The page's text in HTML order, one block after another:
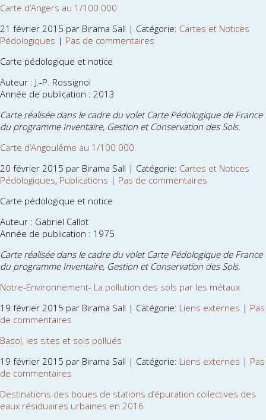
Carte d’Angers au 1/100 000
21 février 2015 par Birama Sall | Catégorie: Cartes et Notices
Pédologiques | Pas de commentaires
Carte pédologique et notice
Auteur : J.-P. Rossignol
Année de publication : 2013
Carte réalisée dans le cadre du volet Carte Pédologique de France
du programme Inventaire, Gestion et Conservation des Sols.
Carte d’Angoulême au 1/100 000
20 février 2015 par Birama Sall | Catégorie: Cartes et Notices
Pédologiques, Publications | Pas de commentaires
Carte pédologique et notice
Auteur : Gabriel Callot
Année de publication : 1975
Carte réalisée dans le cadre du volet Carte Pédologique de France
du programme Inventaire, Gestion et Conservation des Sols.
Notre-Environnement- La pollution des sols par les métaux
19 février 2015 par Birama Sall | Catégorie: Liens externes | Pas
de commentaires
Basol, les sites et sols pollués
19 février 2015 par Birama Sall | Catégorie: Liens externes | Pas
de commentaires
Destinations des boues de stations d’épuration collectives des
eaux résiduaires urbaines en 2016